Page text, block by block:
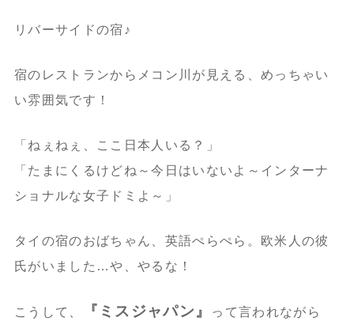
リバーサイドの宿♪
宿のレストランからメコン川が見える、めっちゃい
い雰囲気です！
「ねぇねぇ、ここ日本人いる？」
「たまにくるけどね～今日はいないよ～インターナ
ショナルな女子ドミよ～」
タイの宿のおばちゃん、英語ぺらぺら。欧米人の彼
氏がいました…や、やるな！
こうして、 『ミスジャパン』
って言われながら